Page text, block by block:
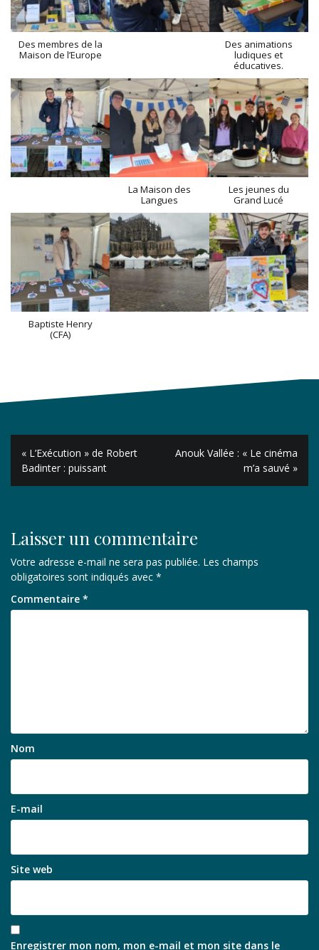
Des membres de la
Maison de l’Europe
Des animations
ludiques et
éducatives.
La Maison des
Langues
Les jeunes du
Grand Lucé
Baptiste Henry
(CFA)
Navigation
de
l’article
« L’Exécution » de Robert
Badinter : puissant
Anouk Vallée : « Le cinéma
m’a sauvé »
Laisser un commentaire
Votre adresse e-mail ne sera pas publiée. Les champs
obligatoires sont indiqués avec *
Commentaire *
Nom
E-mail
Site web
Enregistrer mon nom, mon e-mail et mon site dans le